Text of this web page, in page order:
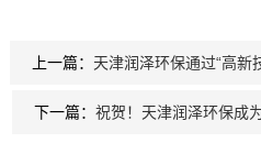
上一篇： 天津润泽环保通过“高新
下一篇： 祝贺！天津润泽环保成为天津市雏